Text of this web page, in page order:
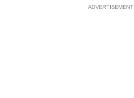
ADVERTISEMENT